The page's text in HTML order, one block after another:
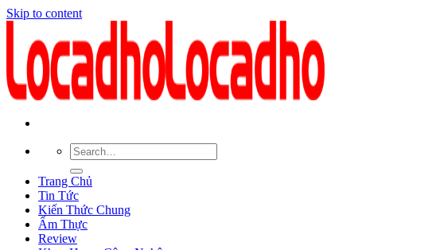
Skip to content
Trang Chủ
Tin Tức
Kiến Thức Chung
Ẩm Thực
Review